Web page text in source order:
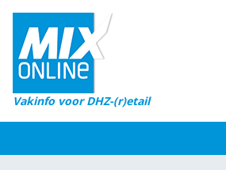
Vakinfo voor DHZ-(r)etail
Home
Magazines
DHZ Sessie